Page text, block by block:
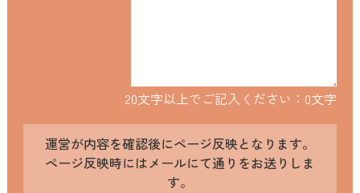
20文字以上でご記入ください： 0文字
運営が内容を確認後にページ反映となります。
ページ反映時にはメールにて通りをお送りしま
す。